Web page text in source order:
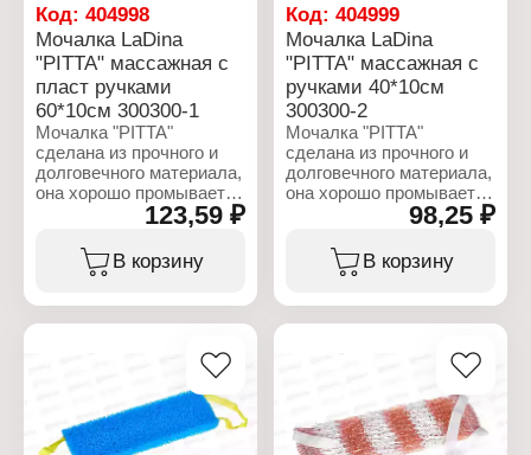
Код: 404998
Мочалка LaDina
"PITTA" массажная с
пласт ручками
60*10см 300300-1
Мочалка "PITTA"
сделана из прочного и
долговечного материала,
она хорошо промывается
и сушится, не красит
кожу. Изделие аккуратно
прошито. Имеет ровные
швы и качественное
потеряет опрятный вид.
Имеет среднюю
жесткость, мягко
очищает и нежно
123,59 ₽
В корзину
Код:404999
Мочалка LaDina
"PITTA" массажная с
ручками 40*10см
300300-2
Мочалка "PITTA"
сделана из прочного и
долговечного материала,
она хорошо промывается
и сушится, не красит
кожу. Изделие аккуратно
прошито. Имеет ровные
швы и качественное
потеряет опрятный вид.
жесткость, мягко
очищает и нежно
98,25 ₽
В корзину